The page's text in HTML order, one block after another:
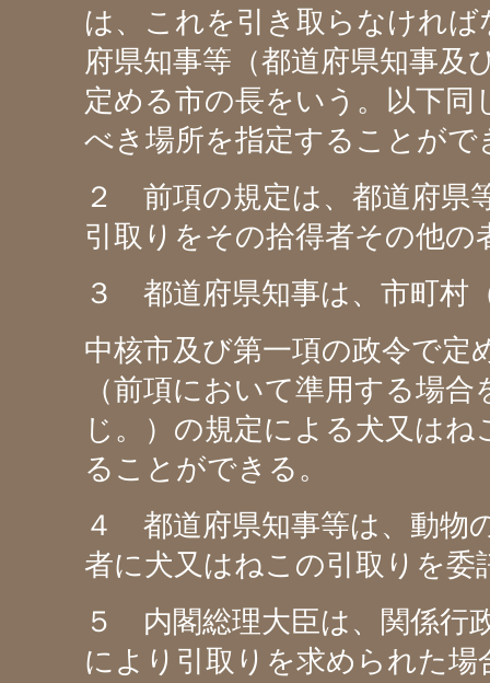
は、これを引き取らなけれ
府県知事等（都道府県知事及
定める市の長をいう。以下
べき場所を指定することがで
２ 前項の規定は、都道府県
引取りをその拾得者その他
３ 都道府県知事は、市町村
中核市及び第一項の政令で定
（前項において準用する場
じ。）の規定による犬又は
ることができる。
４ 都道府県知事等は、動物
者に犬又はねこの引取りを
５ 内閣総理大臣は、関係行
により引取りを求められた